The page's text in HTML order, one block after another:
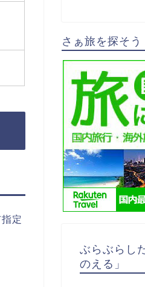
定
さぁ旅を探そう
ぶらぶらし
のえる」